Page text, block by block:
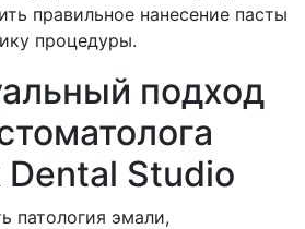
правильное нанесение пасты
процедуры.
подход
Dental Studio
патология эмали,